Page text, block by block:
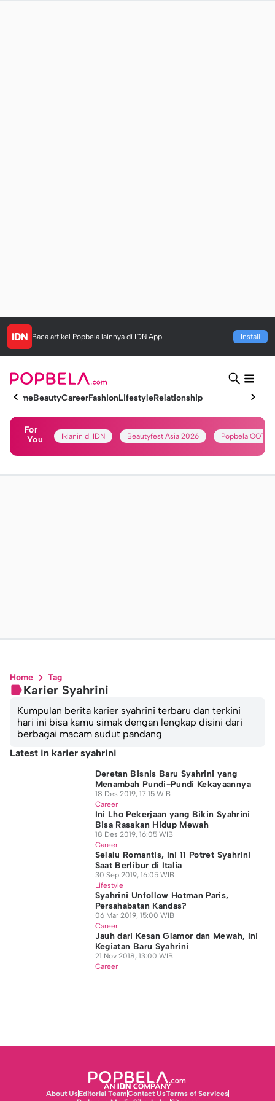
Baca artikel Popbela lainnya di IDN App Install
HomeBeautyCareerFashionLifestyleRelationship
For
You
Iklanin di IDN Beautyfest Asia 2026 Popbela OOTD
Home Tag
Karier Syahrini
Kumpulan berita karier syahrini terbaru dan terkini
hari ini bisa kamu simak dengan lengkap disini dari
berbagai macam sudut pandang
Latest in karier syahrini
Deretan Bisnis Baru Syahrini yang
Menambah Pundi-Pundi Kekayaannya
18 Des 2019, 17:15 WIB
Career
Ini Lho Pekerjaan yang Bikin Syahrini
Bisa Rasakan Hidup Mewah
18 Des 2019, 16:05 WIB
Career
Selalu Romantis, Ini 11 Potret Syahrini
Saat Berlibur di Italia
30 Sep 2019, 16:05 WIB
Lifestyle
Syahrini Unfollow Hotman Paris,
Persahabatan Kandas?
06 Mar 2019, 15:00 WIB
Career
Jauh dari Kesan Glamor dan Mewah, Ini
Kegiatan Baru Syahrini
21 Nov 2018, 13:00 WIB
Career
About UsEditorial TeamContact UsTerms of Services